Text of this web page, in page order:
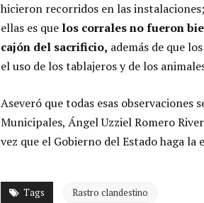
hicieron recorridos en las
ellas es que los corrales no fueron
cajón del sacrificio, además de que
el uso de los tablajeros y de los
Aseveró que todas esas
Municipales, Ángel Uzziel Romero
vez que el Gobierno del Estado haga
Tags Rastro clandestino